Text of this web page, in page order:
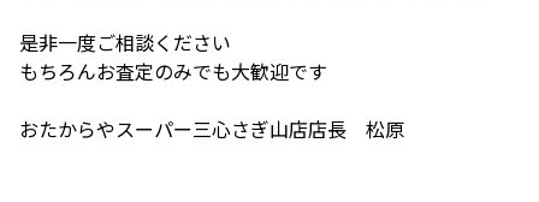
是非一度ご相談ください
もちろんお査定のみでも大歓迎です
おたからやスーパー三心さぎ山店店長 松原